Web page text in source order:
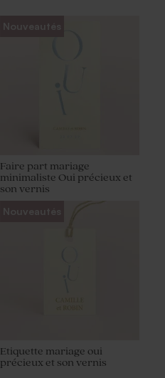
Nouveautés
Faire part mariage
minimaliste Oui précieux et
son vernis
Nouveautés
Etiquette mariage oui
précieux et son vernis